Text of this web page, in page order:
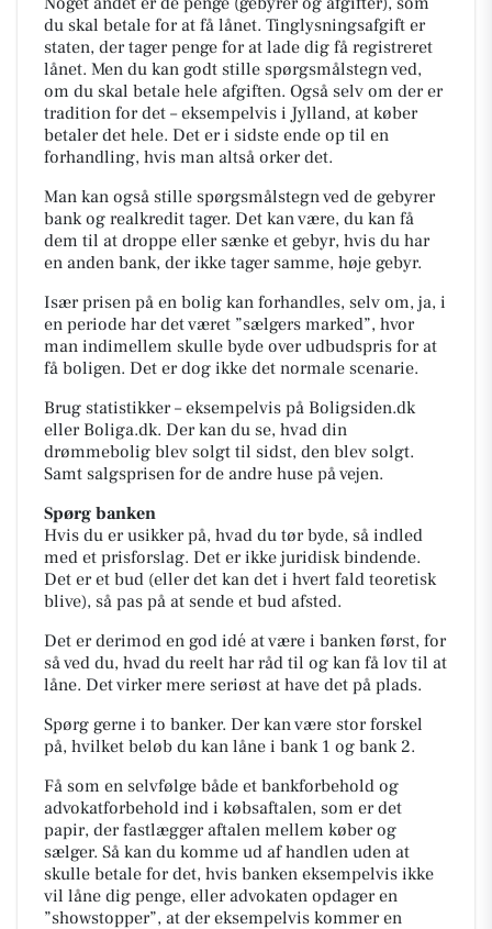
du skal betale for at få lånet. Tinglysningsafgift er
staten, der tager penge for at lade dig få registreret
lånet. Men du kan godt stille spørgsmålstegn ved,
om du skal betale hele afgiften. Også selv om der er
tradition for det – eksempelvis i Jylland, at køber
betaler det hele. Det er i sidste ende op til en
forhandling, hvis man altså orker det.
Man kan også stille spørgsmålstegn ved de gebyrer
bank og realkredit tager. Det kan være, du kan få
dem til at droppe eller sænke et gebyr, hvis du har
en anden bank, der ikke tager samme, høje gebyr.
Især prisen på en bolig kan forhandles, selv om, ja, i
en periode har det været ”sælgers marked”, hvor
man indimellem skulle byde over udbudspris for at
få boligen. Det er dog ikke det normale scenarie.
Brug statistikker – eksempelvis på Boligsiden.dk
eller Boliga.dk. Der kan du se, hvad din
drømmebolig blev solgt til sidst, den blev solgt.
Samt salgsprisen for de andre huse på vejen.
Spørg banken
Hvis du er usikker på, hvad du tør byde, så indled
med et prisforslag. Det er ikke juridisk bindende.
Det er et bud (eller det kan det i hvert fald teoretisk
blive), så pas på at sende et bud afsted.
Det er derimod en god idé at være i banken først, for
så ved du, hvad du reelt har råd til og kan få lov til at
låne. Det virker mere seriøst at have det på plads.
Spørg gerne i to banker. Der kan være stor forskel
på, hvilket beløb du kan låne i bank 1 og bank 2.
Få som en selvfølge både et bankforbehold og
advokatforbehold ind i købsaftalen, som er det
papir, der fastlægger aftalen mellem køber og
sælger. Så kan du komme ud af handlen uden at
skulle betale for det, hvis banken eksempelvis ikke
vil låne dig penge, eller advokaten opdager en
”showstopper”, at der eksempelvis kommer en